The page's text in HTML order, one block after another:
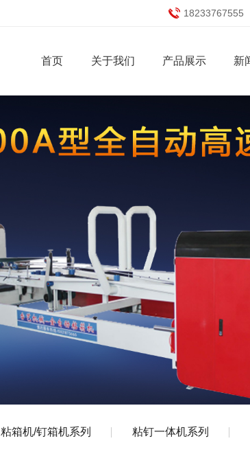
18233767555
首页 关于我们 产品展示 新
粘箱机/钉箱机系列 粘钉一体机系列